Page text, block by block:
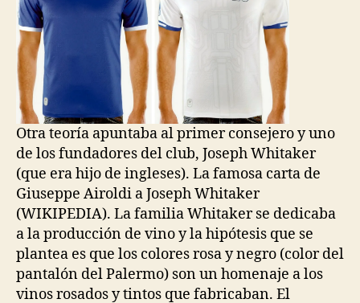
Otra teoría apuntaba al primer consejero y uno
de los fundadores del club, Joseph Whitaker
(que era hijo de ingleses). La famosa carta de
Giuseppe Airoldi a Joseph Whitaker
(WIKIPEDIA). La familia Whitaker se dedicaba
a la producción de vino y la hipótesis que se
plantea es que los colores rosa y negro (color del
pantalón del Palermo) son un homenaje a los
vinos rosados y tintos que fabricaban. El